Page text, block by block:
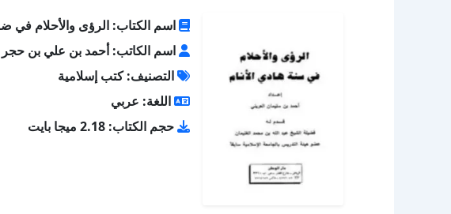
اسم الكتاب: الرؤى والأحلام في
اسم الكاتب: أحمد بن علي بن حجر
التصنيف: كتب إسلامية
اللغة: عربي
حجم الكتاب: 2.18 ميجا بايت